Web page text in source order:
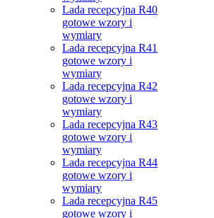
Lada recepcyjna R40
gotowe wzory i
wymiary
Lada recepcyjna R41
gotowe wzory i
wymiary
Lada recepcyjna R42
gotowe wzory i
wymiary
Lada recepcyjna R43
gotowe wzory i
wymiary
Lada recepcyjna R44
gotowe wzory i
wymiary
Lada recepcyjna R45
gotowe wzory i